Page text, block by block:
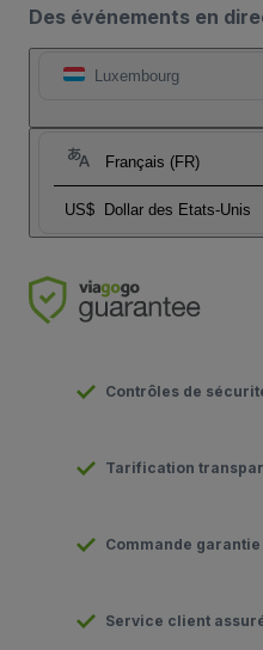
Des événements en
Luxembourg
Français (FR)
US$ Dollar des Etats-Unis
Contrôles de
Tarification
Commande garantie
Service client